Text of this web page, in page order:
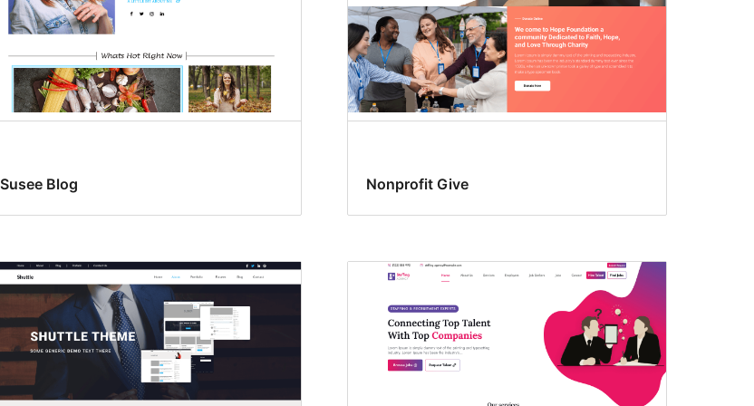
Susee Blog Nonprofit Give